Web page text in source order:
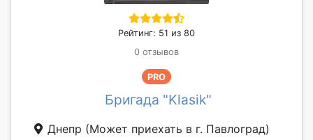
Рейтинг: 51 из 80
0 отзывов
PRO
Бригада "Klasik"
Днепр (Может приехать в г. Павлоград)